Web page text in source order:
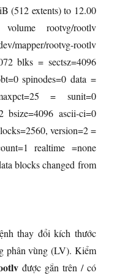
(512 extents) to 12.00
rootvg/rootlv
mapper/rootvg-rootlv
blks = sectsz=4096
spinodes=0 data =
= sunit=0
bsize=4096 ascii-ci=0
version=2 =
realtime =none
blocks changed from
thay đổi kích thước
phân vùng (LV). Kiểm
được gắn trên / có